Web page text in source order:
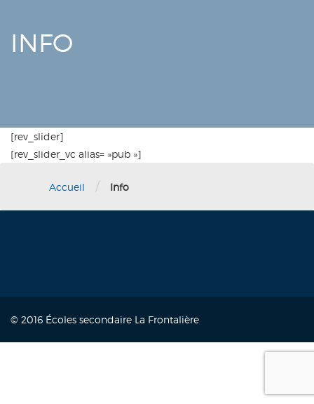
INFO
[rev_slider]
[rev_slider_vc alias= »pub »]
Accueil / Info
© 2016 Écoles secondaire La Frontalière